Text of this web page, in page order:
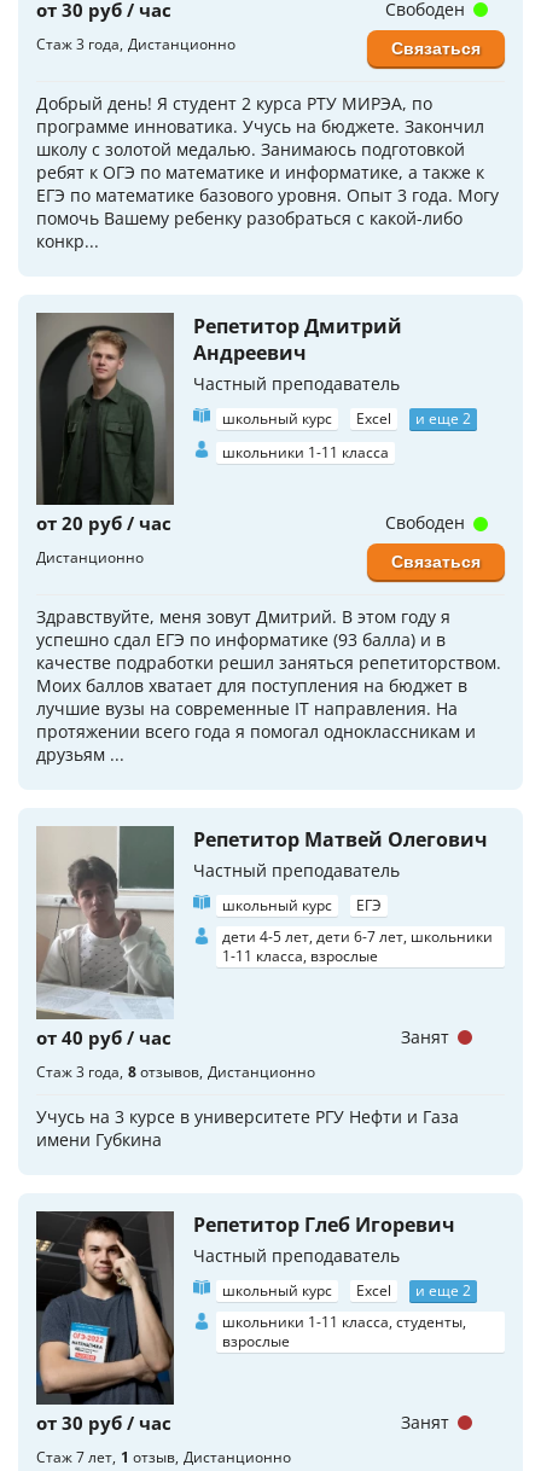
от 30 руб / час
Стаж 3 года Дистанционно
Добрый день! Я студент 2 курса РТУ МИРЭА, по
программе инноватика. Учусь на бюджете. Закончил
школу с золотой медалью. Занимаюсь подготовкой
ребят к ОГЭ по математике и информатике, а также к
ЕГЭ по математике базового уровня. Опыт 3 года. Могу
помочь Вашему ребенку разобраться с какой-либо
конкр...
Свободен
Связаться
Репетитор Дмитрий
Андреевич
Частный преподаватель
школьный курс Excel
и еще 2
школьники 1-11 класса
от 20 руб / час
Дистанционно
Здравствуйте, меня зовут Дмитрий. В этом году я
успешно сдал ЕГЭ по информатике (93 балла) и в
качестве подработки решил заняться репетиторством.
Моих баллов хватает для поступления на бюджет в
лучшие вузы на современные IT направления. На
протяжении всего года я помогал одноклассникам и
друзьям ...
Свободен
Связаться
Репетитор Матвей Олегович
Частный преподаватель
школьный курс
ЕГЭ
дети 4-5 лет, дети 6-7 лет, школьники
1-11 класса, взрослые
от 40 руб / час
Стаж 3 года 8отзывов Дистанционно
Учусь на 3 курсе в университете РГУ Нефти и Газа
имени Губкина
Занят
Репетитор Глеб Игоревич
Частный преподаватель
школьный курс Excel
и еще 2
школьники 1-11 класса, студенты,
взрослые
от 30 руб / час
Стаж 7 лет 1 отзыв Дистанционно
Занят